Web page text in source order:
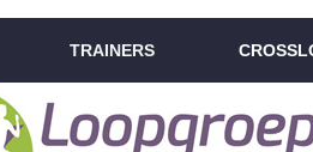
TRAINERS